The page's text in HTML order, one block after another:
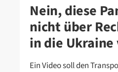
Nein, diese
nicht über
in die
Ein Video soll den